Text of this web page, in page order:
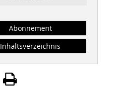
Abonnement
Inhaltsverzeichnis